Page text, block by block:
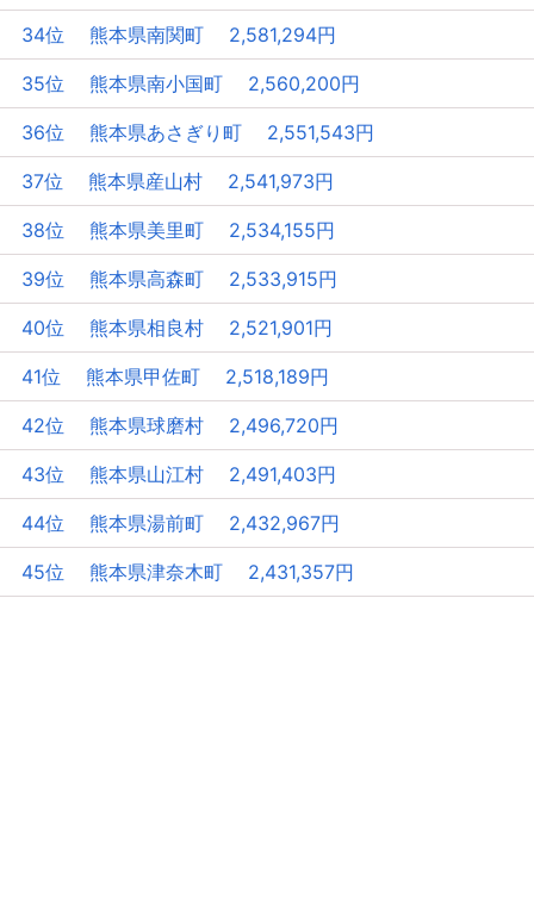
34位 熊本県南関町 2,581,294円
35位 熊本県南小国町 2,560,200円
36位 熊本県あさぎり町 2,551,543円
37位 熊本県産山村 2,541,973円
38位 熊本県美里町 2,534,155円
39位 熊本県高森町 2,533,915円
40位 熊本県相良村 2,521,901円
41位 熊本県甲佐町 2,518,189円
42位 熊本県球磨村 2,496,720円
43位 熊本県山江村 2,491,403円
44位 熊本県湯前町 2,432,967円
45位 熊本県津奈木町 2,431,357円